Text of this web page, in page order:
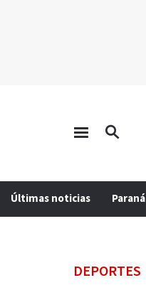
Últimas noticias Paraná
DEPORTES